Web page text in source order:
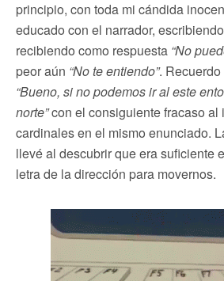
principio, con toda mi cándida
educado con el narrador,
recibiendo como respuesta “No
peor aún “No te entiendo”.
“Bueno, si no podemos ir al este
norte”con el consiguiente fracaso al
cardinales en el mismo enunciado.
llevé al descubrir que era suficiente
letra de la dirección para movernos.